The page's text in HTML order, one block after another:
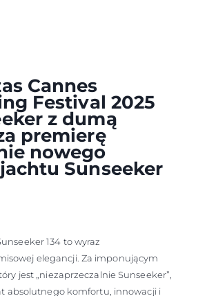
Cannes
Festival 2025
z dumą
premierę
nowego
Sunseeker
134 to wyraz
elegancji. Za imponującym
jest „niezaprzeczalnie Sunseeker”,
absolutnego komfortu, innowacji i